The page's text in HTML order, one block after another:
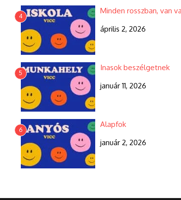
4
Minden rosszban, van
április 2, 2026
5
Inasok beszélgetnek
január 11, 2026
6
Alapfok
január 2, 2026